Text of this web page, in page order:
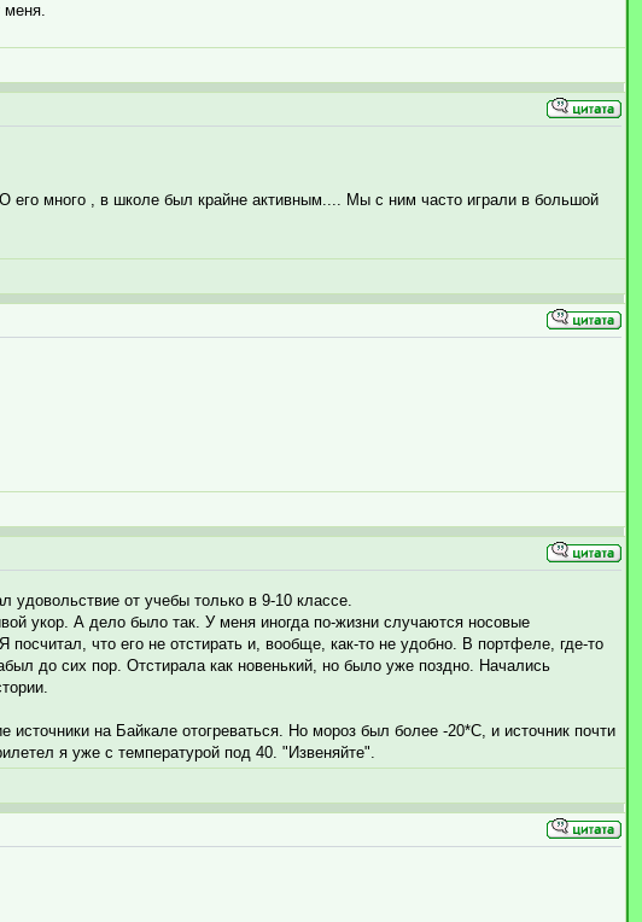
меня.
много , в школе был крайне активным.... Мы с ним часто играли в большой
от учебы только в 9-10 классе.
укор. А дело было так. У меня иногда по-жизни случаются носовые
что его не отстирать и, вообще, как-то не удобно. В портфеле, где-то
до сих пор. Отстирала как новенький, но было уже поздно. Начались
на Байкале отогреваться. Но мороз был более -20*С, и источник почти
я уже с температурой под 40. "Извеняйте".